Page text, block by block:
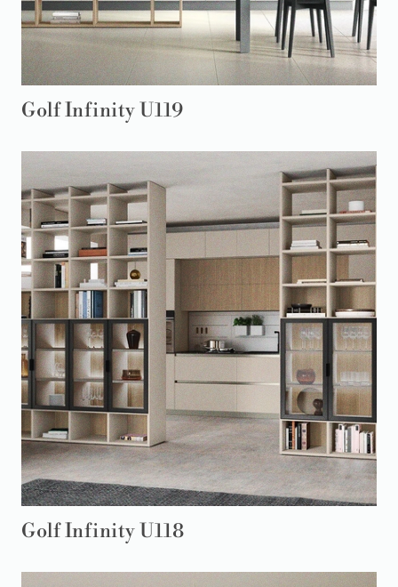
Golf Infinity U119
Golf Infinity U118